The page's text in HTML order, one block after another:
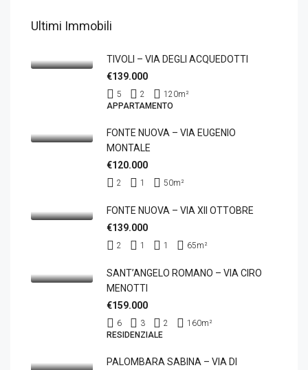
Ultimi Immobili
TIVOLI – VIA DEGLI ACQUEDOTTI
€139.000
5 2 120m²
APPARTAMENTO
FONTE NUOVA – VIA EUGENIO
MONTALE
€120.000
2 1 50m²
FONTE NUOVA – VIA XII OTTOBRE
€139.000
2 1 1 65m²
SANT’ANGELO ROMANO – VIA CIRO
MENOTTI
€159.000
6 3 2 160m²
RESIDENZIALE
PALOMBARA SABINA – VIA DI